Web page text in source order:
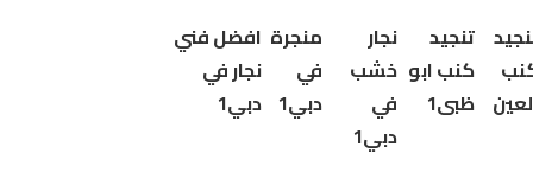
تنجيد
كنب ابو
ظبى1
نجار
خشب
في
دبي1
منجرة
في
دبي1
افضل فني
نجار في
دبي1